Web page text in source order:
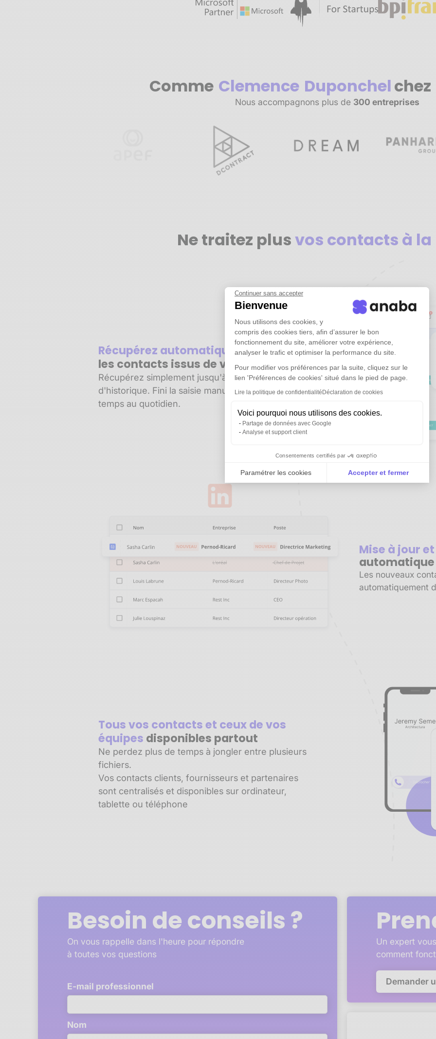
Continuer sans accepter
Bienvenue
Nous utilisons des cookies, y
compris des cookies tiers, afin d’assurer le bon
fonctionnement du site, améliorer votre expérience,
analyser le trafic et optimiser la performance du site.
Pour modifier vos préférences par la suite, cliquez sur le
lien 'Préférences de cookies' situé dans le pied de page.
Lire la politique de confidentialité Déclaration de cookies
Voici pourquoi nous utilisons des cookies.
Partage de données avec Google
Analyse et support client
Consentements certifiés par
Paramétrer les cookies Accepter et fermer
Notre plateforme vous permet d'adapter et de gérer
Comme Clemence Duponchelchez
Nous accompagnons plus de 300 entreprises
Ne traitez plusvos contacts à
Récupérez automatiquementtous
les contacts issus de vos emails
Récupérez simplement jusqu'à plusieurs années
d'historique. Fini la saisie manuelle. Gagnez du
temps au quotidien.
Mise à jour
automatique
Les nouveaux
automatiquement
Tous vos contacts et ceux de vos
équipes disponibles partout
Ne perdez plus de temps à jongler entre plusieurs
fichiers.
Vos contacts clients, fournisseurs et partenaires
sont centralisés et disponibles sur ordinateur,
tablette ou téléphone
Besoin de conseils ?
On vous rappelle dans l'heure pour répondre
à toutes vos questions
E-mail professionnel
Nom
Un expert
comment
Demander